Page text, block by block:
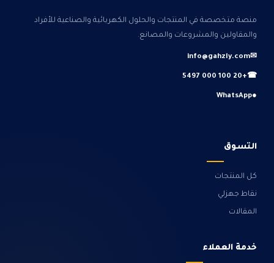
منصة متخصصة في المنتجات والحلول الكهربائية والصناعية للأفراد
والمقاولين والمشروعات والمصانع.
✉
info@gahzly.com
☎
+20 100 000 5497
●
WhatsApp
التسوق
كل المنتجات
نقاط جهزلي
المقالات
خدمة العملاء